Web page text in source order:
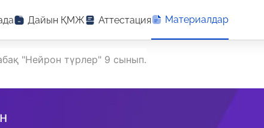
Дайын ҚМЖ Аттестация Материалдар
"Нейрон түрлер" 9 сынып.